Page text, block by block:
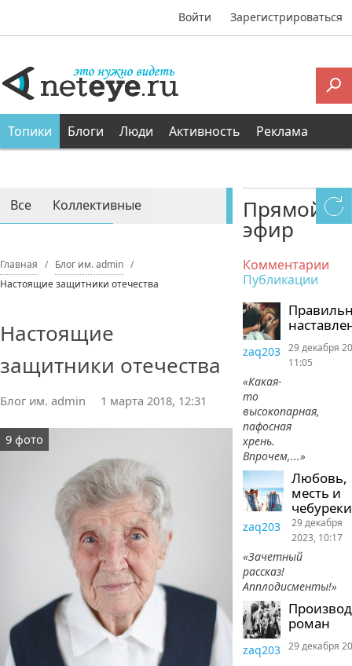
Войти Зарегистрироваться
Топики Блоги Люди Активность Реклама
Все Коллективные
Главная
Блог им. admin
Настоящие защитники отечества
Настоящие
защитники отечества
Блог им. admin 1 марта 2018, 12:31
9 фото
Прямой
эфир
Комментарии
Публикации
zaq203
«Какая-
то
высокопарная,
пафосная
хрень.
Впрочем,...»
29 декабря
11:05
Любовь,
месть и
чебуреки
zaq203
«Зачетный
рассказ!
Апплодисменты!»
29 декабря
2023, 10:17
роман
zaq203 29 декабря